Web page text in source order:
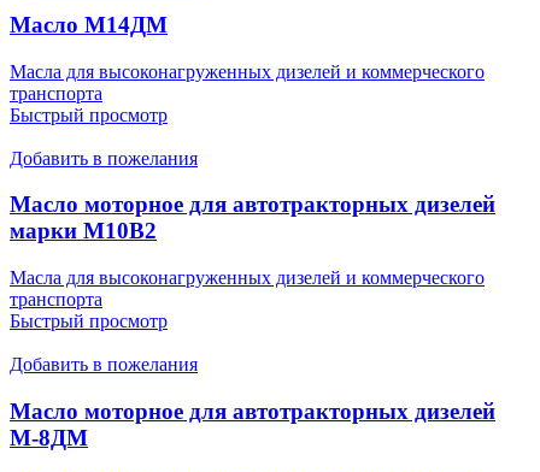
Масло М14ДМ
Масла для высоконагруженных дизелей и коммерческого
транспорта
Быстрый просмотр
Добавить в пожелания
Масло моторное для автотракторных дизелей
марки М10В2
Масла для высоконагруженных дизелей и коммерческого
транспорта
Быстрый просмотр
Добавить в пожелания
Масло моторное для автотракторных дизелей
М-8ДМ